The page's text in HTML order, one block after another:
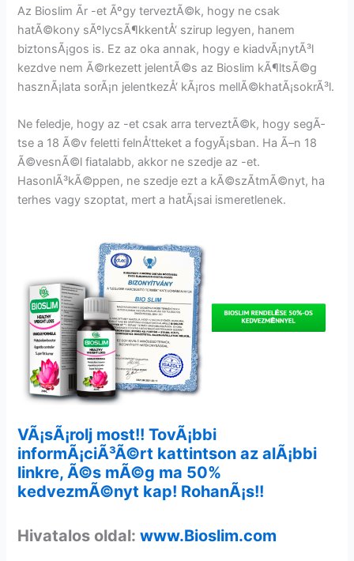
Az Bioslim Ãr -et Ãºgy terveztÃ©k, hogy ne csak
hatÃ©kony sÃºlycsÃ¶kkentÅ‘ szirup legyen, hanem
biztonsÃ¡gos is. Ez az oka annak, hogy e kiadvÃ¡nytÃ³l
kezdve nem Ã©rkezett jelentÃ©s az Bioslim kÃ¶ltsÃ©g
hasznÃ¡lata sorÃ¡n jelentkezÅ‘ kÃ¡ros mellÃ©khatÃ¡sokrÃ³l.
Ne feledje, hogy az -et csak arra terveztÃ©k, hogy segÃ­
tse a 18 Ã©v feletti felnÅ‘tteket a fogyÃ¡sban. Ha Ã–n 18
Ã©vesnÃ©l fiatalabb, akkor ne szedje az -et.
HasonlÃ³kÃ©ppen, ne szedje ezt a kÃ©szÃ­tmÃ©nyt, ha
terhes vagy szoptat, mert a hatÃ¡sai ismeretlenek.
VÃ¡sÃ¡rolj most!! TovÃ¡bbi
informÃ¡ciÃ³Ã©rt kattintson az alÃ¡bbi
linkre, Ã©s mÃ©g ma 50%
kedvezmÃ©nyt kap! RohanÃ¡s!!
Hivatalos oldal:www.Bioslim.com